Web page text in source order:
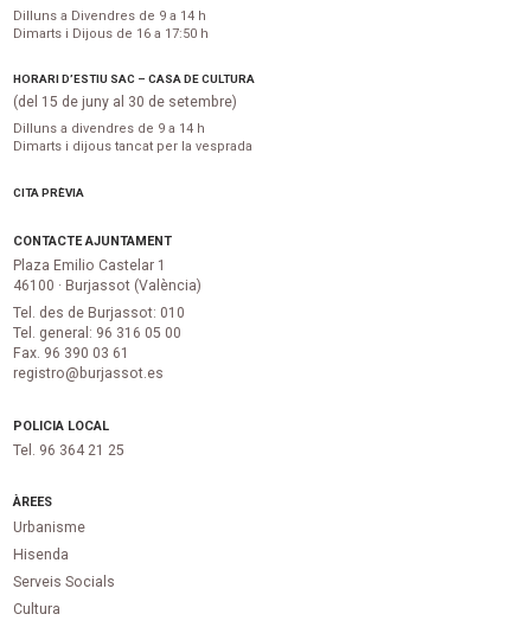
Dilluns a Divendres de 9 a 14 h
Dimarts i Dijous de 16 a 17:50 h
HORARI D’ESTIU SAC – CASA DE CULTURA
(del 15 de juny al 30 de setembre)
Dilluns a divendres de 9 a 14 h
Dimarts i dijous tancat per la vesprada
CITA PRÈVIA
CONTACTE AJUNTAMENT
Plaza Emilio Castelar 1
46100 · Burjassot (València)
Tel. des de Burjassot: 010
Tel. general: 96 316 05 00
Fax. 96 390 03 61
registro@burjassot.es
POLICIA LOCAL
Tel. 96 364 21 25
ÀREES
Urbanisme
Hisenda
Serveis Socials
Cultura